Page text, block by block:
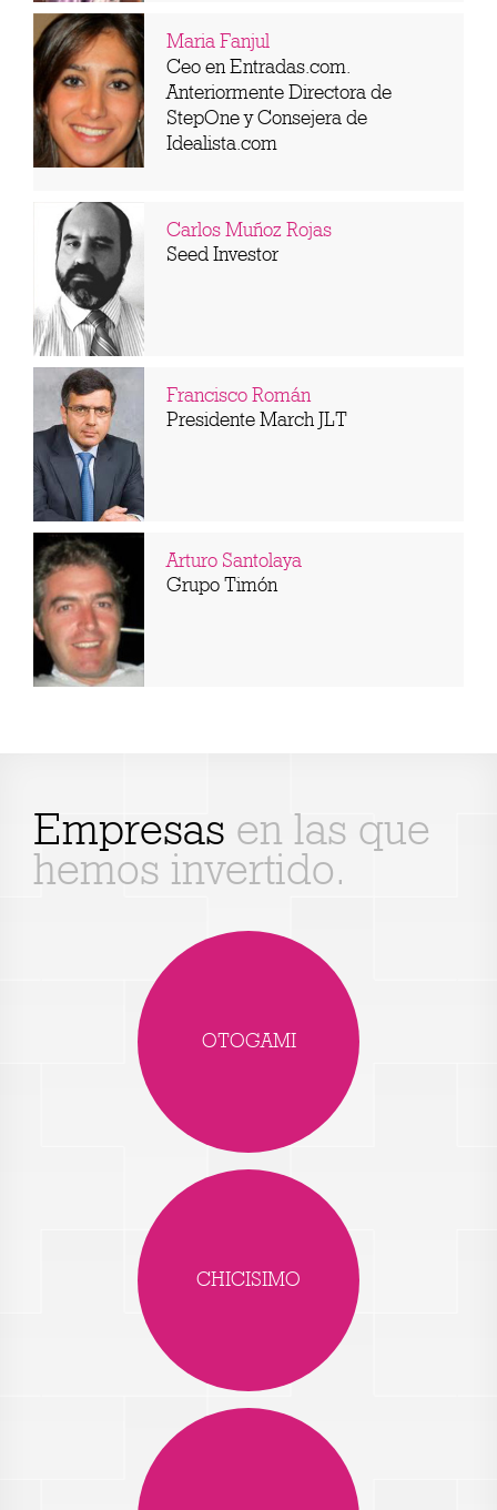
Maria Fanjul
Ceo en Entradas.com.
Anteriormente Directora de
StepOne y Consejera de
Idealista.com
Carlos Muñoz Rojas
Seed Investor
Francisco Román
Presidente March JLT
Arturo Santolaya
Grupo Timón
Empresas en las que
hemos invertido.
OTOGAMI
CHICISIMO